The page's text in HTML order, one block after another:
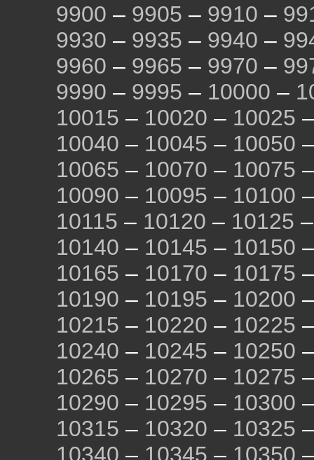
9900 – 9905 – 9910 –
9930 – 9935 – 9940 –
9960 – 9965 – 9970 –
9990 – 9995 – 10000 –
10015 – 10020 – 10025
10040 – 10045 – 10050
10065 – 10070 – 10075
10090 – 10095 – 10100
10115 – 10120 – 10125
10140 – 10145 – 10150
10165 – 10170 – 10175
10190 – 10195 – 10200
10215 – 10220 – 10225
10240 – 10245 – 10250
10265 – 10270 – 10275
10290 – 10295 – 10300
10315 – 10320 – 10325
10340 – 10345 – 10350